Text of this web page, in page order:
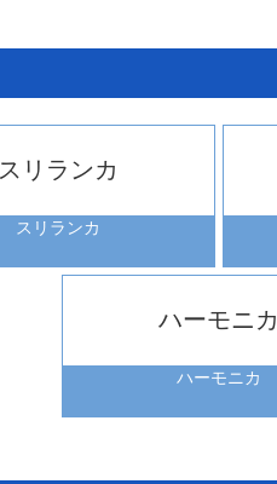
スリランカ
スリランカ
ハーモニカ
ハーモニカ